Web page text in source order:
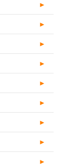
►
►
►
►
►
►
►
►
►